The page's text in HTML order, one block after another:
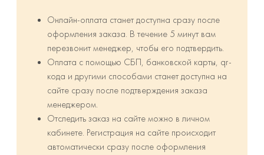
Онлайн-оплата станет доступна сразу после
оформления заказа. В течение 5 минут вам
перезвонит менеджер, чтобы его подтвердить.
Оплата с помощью СБП, банковской карты, qr-
кода и другими способами станет доступна на
сайте сразу после подтверждения заказа
менеджером.
Отследить заказ на сайте можно в личном
кабинете. Регистрация на сайте происходит
автоматически сразу после оформления